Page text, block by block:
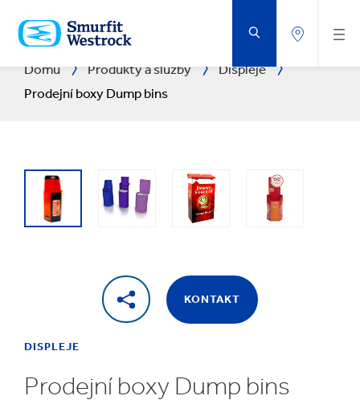
NA
HLAVNÍ
OBSAH
Domů Produkty a služby
Displeje
Prodejní boxy Dump bins
KONTAKT
DISPLEJE
Prodejní boxy Dump bins